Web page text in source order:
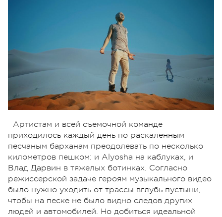
Артистам и всей съемочной команде
приходилось каждый день по раскаленным
песчаным барханам преодолевать по несколько
километров пешком: и Alyosha на каблуках, и
Влад Дарвин в тяжелых ботинках. Согласно
режиссерской задаче героям музыкального видео
было нужно уходить от трассы вглубь пустыни,
чтобы на песке не было видно следов других
людей и автомобилей. Но добиться идеальной